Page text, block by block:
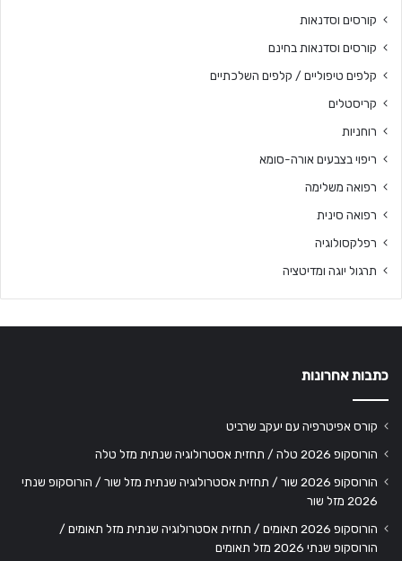
קורסים וסדנאות
קורסים וסדנאות בחינם
קלפים טיפוליים / קלפים השלכתיים
קריסטלים
רוחניות
ריפוי בצבעים אורה-סומא
רפואה משלימה
רפואה סינית
רפלקסולוגיה
תרגול יוגה ומדיטציה
כתבות אחרונות
קורס אפיטרפיה עם יעקב שרביט
הורוסקופ 2026 טלה / תחזית אסטרולוגיה שנתית מזל טלה
הורוסקופ 2026 שור / תחזית אסטרולוגיה שנתית מזל שור / הורוסקופ שנתי
2026 מזל שור
הורוסקופ 2026 תאומים / תחזית אסטרולוגיה שנתית מזל תאומים /
הורוסקופ שנתי 2026 מזל תאומים